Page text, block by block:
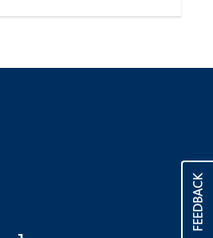
FEEDBACK